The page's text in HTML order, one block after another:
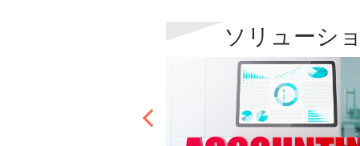
ソリューシ